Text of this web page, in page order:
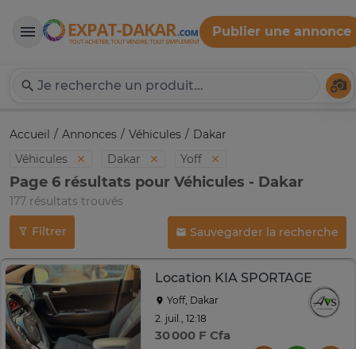
Expat-Dakar
Publier une annonce
Accueil Annonces Véhicules
Dakar
Véhicules
Dakar Yoff
Page 6 résultats pour Véhicules - Dakar
177 résultats trouvés
Filtrer Sauvegarder la recherche
Location KIA SPORTAGE
Yoff, Dakar
2. juil., 12:18
30 000 F Cfa